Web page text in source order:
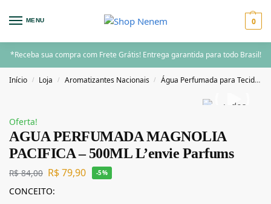
MENU 0
*Receba sua compra com Frete Grátis! Entrega garantida para todo Brasil!
Início / Loja / Aromatizantes Nacionais / Água Perfumada para Tecidos
Oferta!
AGUA PERFUMADA MAGNOLIA
PACIFICA – 500ML L’envie Parfums
R$84,00 R$79,90 -5%
CONCEITO: